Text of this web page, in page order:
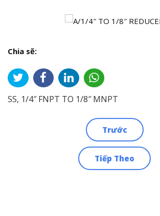
Chia sẽ:
SS, 1/4″ FNPT TO 1/8″ MNPT
Trước
Tiếp Theo